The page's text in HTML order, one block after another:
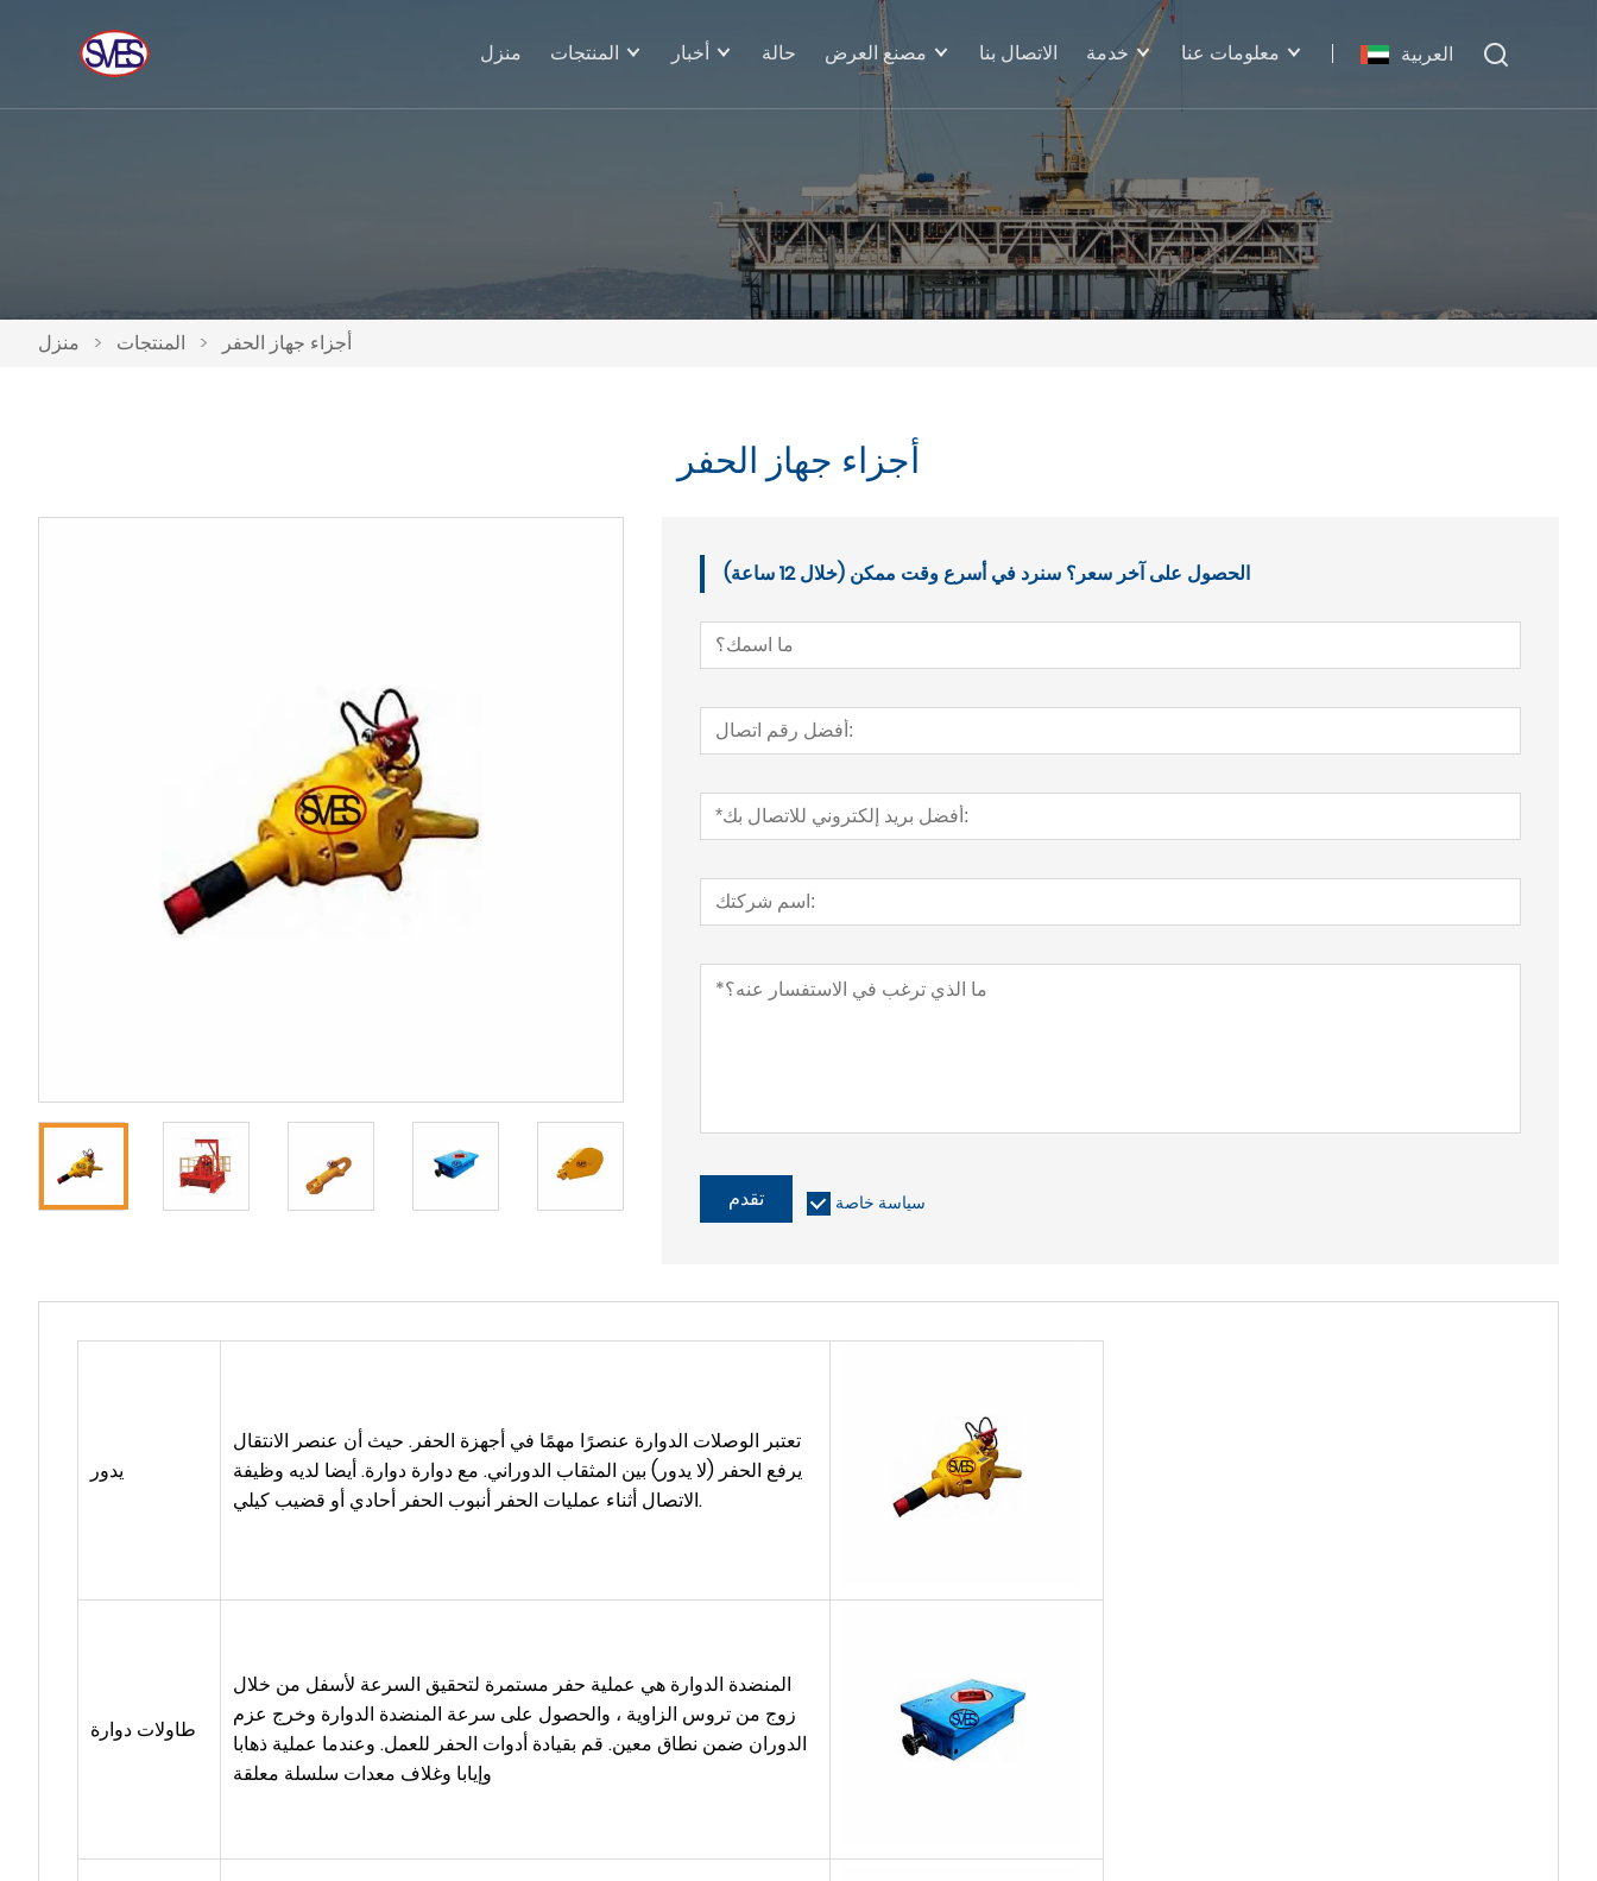
العربية منزل المنتجات أخبار حالة مصنع العرض الاتصال بنا خدمة معلومات عنا
منزل > المنتجات > أجزاء جهاز الحفر
أجزاء جهاز الحفر
الحصول على آخر سعر؟ سنرد في أسرع وقت ممكن (خلال 12 ساعة)
تقدم سياسة خاصة
يدور
تعتبر الوصلات الدوارة عنصرًا مهمًا في أجهزة الحفر. حيث أن عنصر الانتقال
يرفع الحفر (لا يدور) بين المثقاب الدوراني. مع دوارة دوارة. أيضا لديه وظيفة
الاتصال أثناء عمليات الحفر أنبوب الحفر أحادي أو قضيب كيلي.
طاولات دوارة
المنضدة الدوارة هي عملية حفر مستمرة لتحقيق السرعة لأسفل من خلال
زوج من تروس الزاوية ، والحصول على سرعة المنضدة الدوارة وخرج عزم
الدوران ضمن نطاق معين. قم بقيادة أدوات الحفر للعمل. وعندما عملية ذهابا
وإيابا وغلاف معدات سلسلة معلقة